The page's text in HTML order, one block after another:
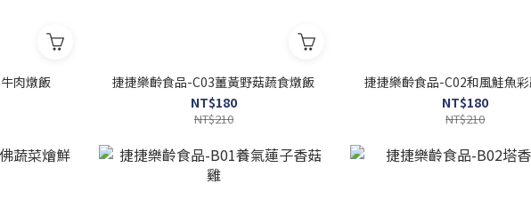
肉燉飯
捷捷樂齡食品-C03薑黃野菇蔬食燉飯
NT$180
NT$210
捷捷樂齡食品-C02和風鮭魚
NT$180
NT$210